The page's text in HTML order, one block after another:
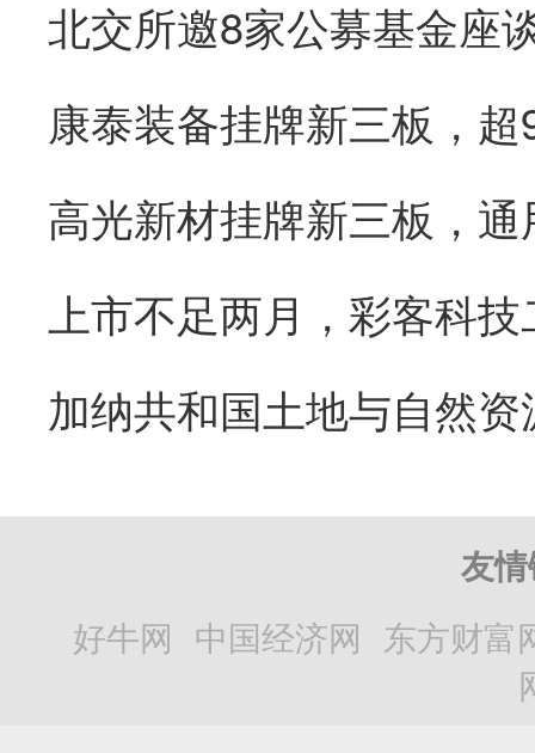
康泰装备挂牌新三板，
友
好牛网 中国经济网 东方财富